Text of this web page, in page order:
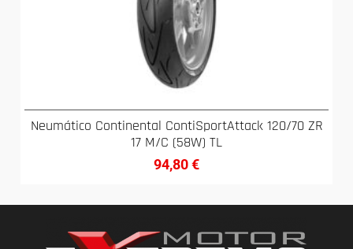
Neumático Continental ContiSportAttack 120/70 ZR
17 M/C (58W) TL
94,80€